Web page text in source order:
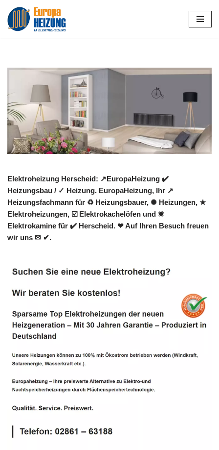
Zum
Elektroheizung Herscheid: ↗️EuropaHeizung ✔️
Heizungsbau / ✓ Heizung. EuropaHeizung, Ihr ↗️
Heizungsfachmann für ♻ Heizungsbauer, ✺ Heizungen, ★
Elektroheizungen, ☑️ Elektrokachelöfen und ✹
Elektrokamine für ✔️ Herscheid. ❤ Auf Ihren Besuch freuen
wir uns ✉ ✔.